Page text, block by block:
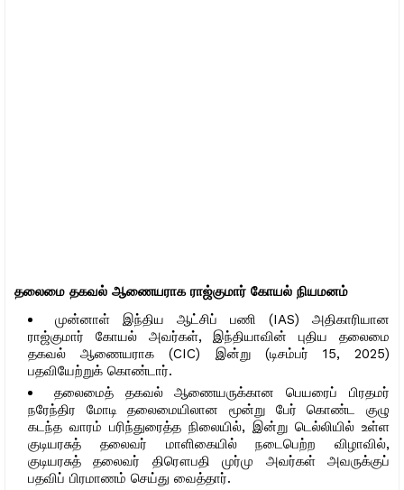
தலைமை தகவல் ஆணையராக ராஜ்குமார் கோயல் நியமனம்
முன்னாள் இந்திய ஆட்சிப் பணி (IAS) அதிகாரியான
ராஜ்குமார் கோயல் அவர்கள், இந்தியாவின் புதிய தலைமை
தகவல் ஆணையராக (CIC) இன்று (டிசம்பர் 15, 2025)
பதவியேற்றுக் கொண்டார்.
தலைமைத் தகவல் ஆணையருக்கான பெயரைப் பிரதமர்
நரேந்திர மோடி தலைமையிலான மூன்று பேர் கொண்ட குழு
கடந்த வாரம் பரிந்துரைத்த நிலையில், இன்று டெல்லியில் உள்ள
குடியரசுத் தலைவர் மாளிகையில் நடைபெற்ற விழாவில்,
குடியரசுத் தலைவர் திரௌபதி முர்மு அவர்கள் அவருக்குப்
பதவிப் பிரமாணம் செய்து வைத்தார்.